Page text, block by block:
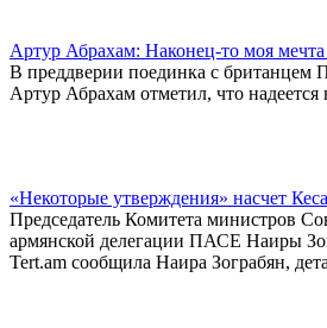
Артур Абрахам: Наконец-то моя
В преддверии поединка с британцем
Артур Абрахам отметил, что
«Некоторые утверждения» насчет
Председатель Комитета министров
армянской делегации ПАСЕ Наиры
Tert.am сообщила Наира Зограбян,